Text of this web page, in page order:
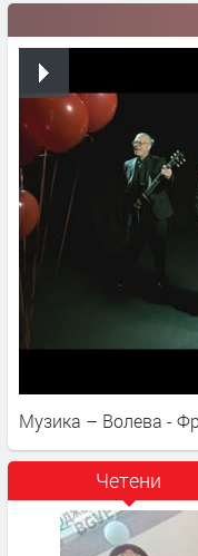
Музика – Волева -
Четени